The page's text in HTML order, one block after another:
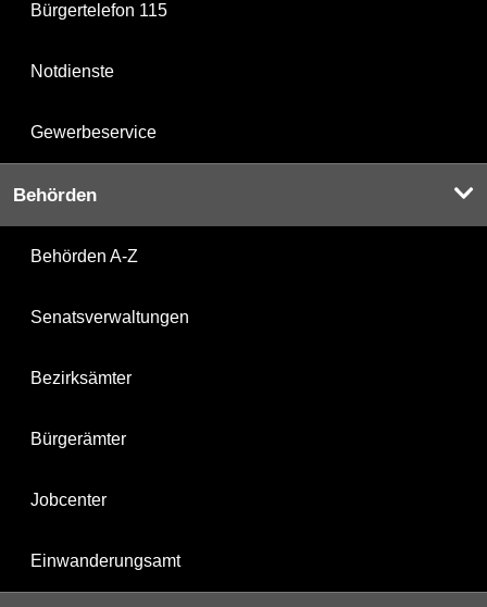
Bürgertelefon 115
Notdienste
Gewerbeservice
Behörden
Behörden A-Z
Senatsverwaltungen
Bezirksämter
Bürgerämter
Jobcenter
Einwanderungsamt